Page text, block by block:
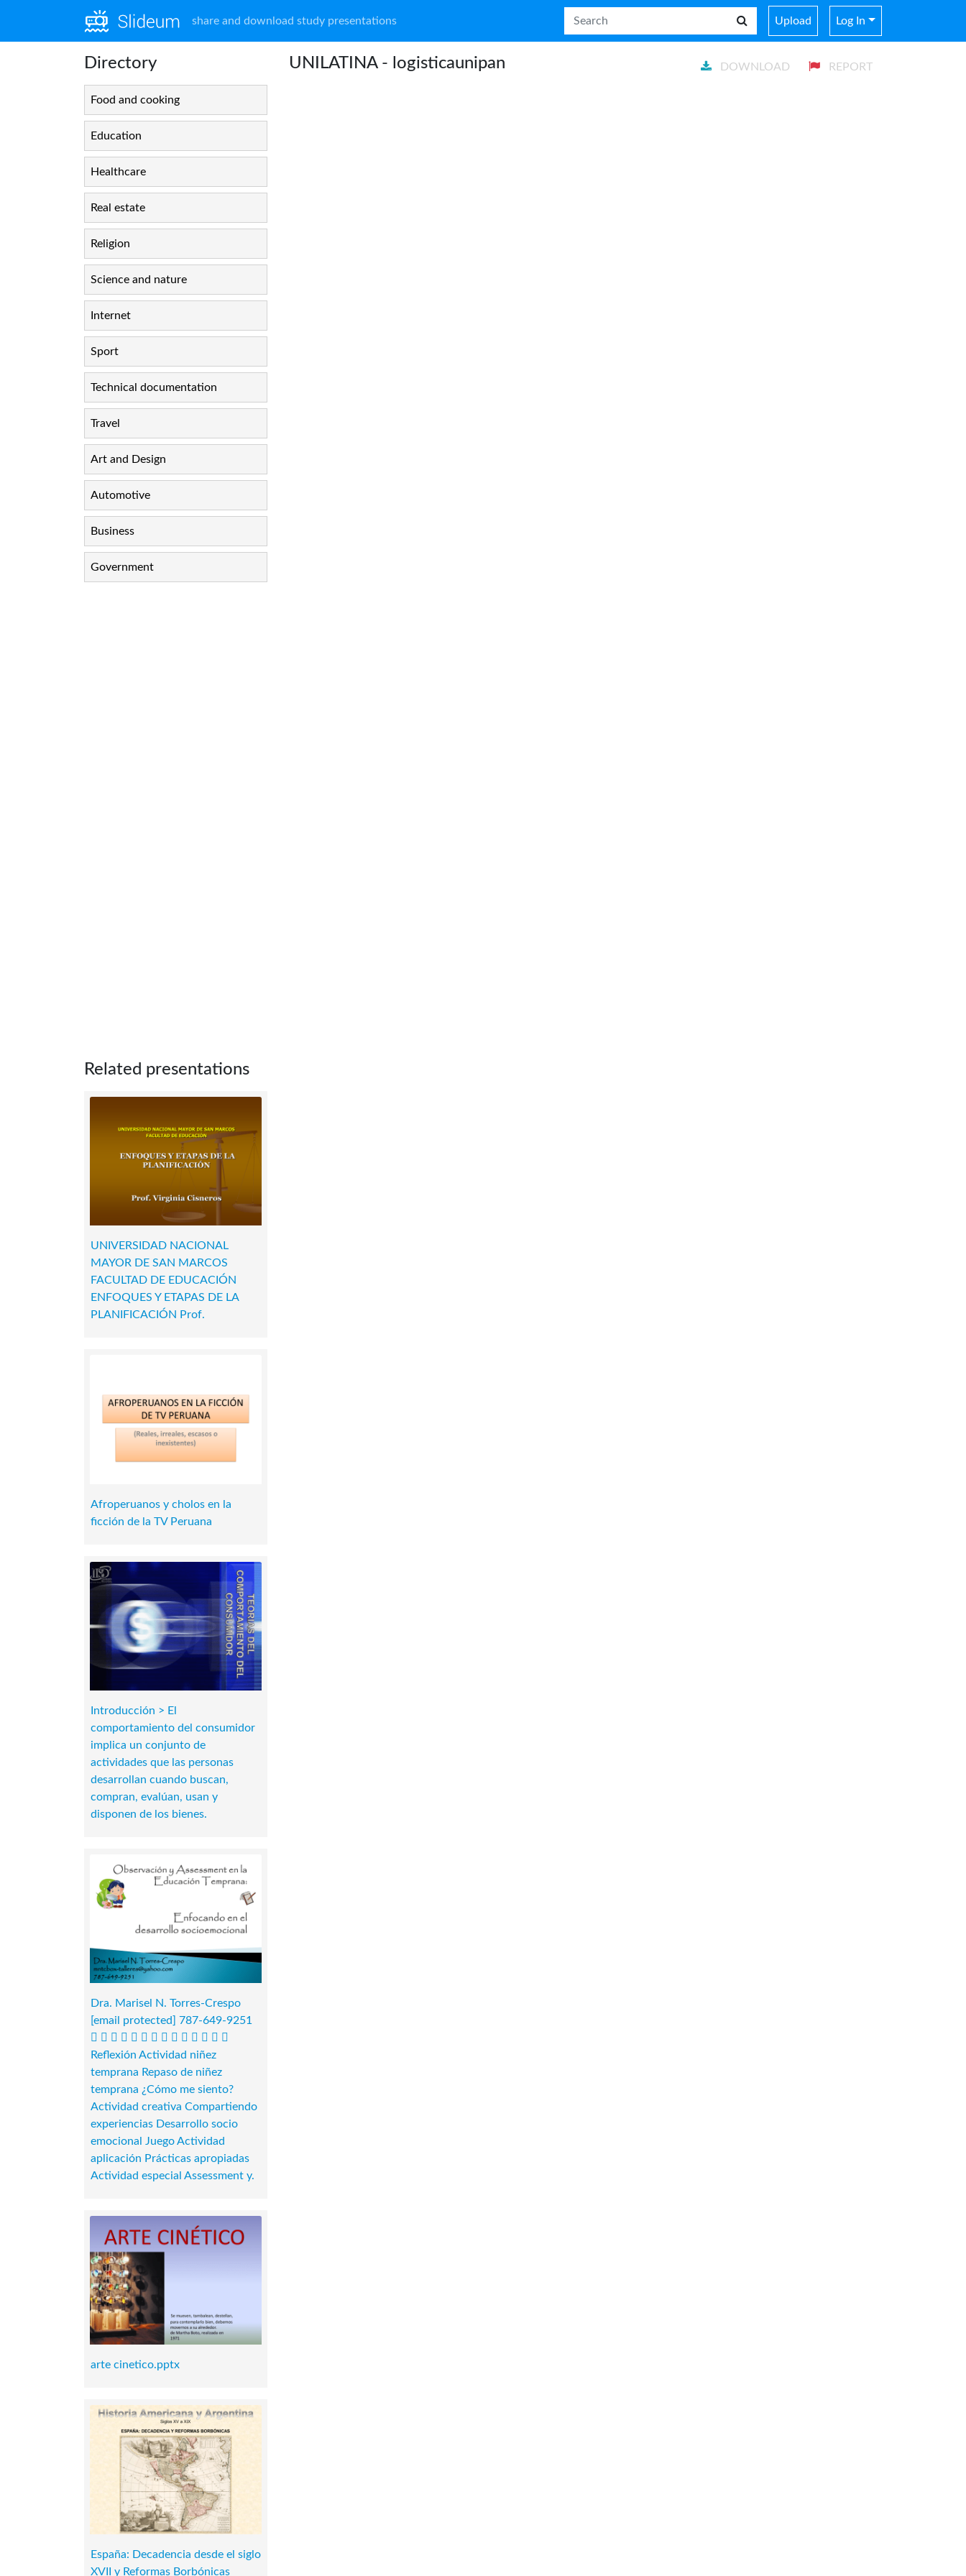
share and download study presentations Upload Log In
Directory
Food and cooking
Education
Healthcare
Real estate
Religion
Science and nature
Internet
Sport
Technical documentation
Travel
Art and Design
Automotive
Business
Government
Related presentations
UNIVERSIDAD NACIONAL
MAYOR DE SAN MARCOS
FACULTAD DE EDUCACIÓN
ENFOQUES Y ETAPAS DE LA
PLANIFICACIÓN Prof.
Afroperuanos y cholos en la
ficción de la TV Peruana
Introducción > El
comportamiento del consumidor
implica un conjunto de
actividades que las personas
desarrollan cuando buscan,
compran, evalúan, usan y
disponen de los bienes.
Dra. Marisel N. Torres-Crespo
[email protected] 787-649-9251
Reflexión Actividad niñez
temprana Repaso de niñez
temprana ¿Cómo me siento?
Actividad creativa Compartiendo
experiencias Desarrollo socio
emocional Juego Actividad
aplicación Prácticas apropiadas
Actividad especial Assessment y.
arte cinetico.pptx
España: Decadencia desde el siglo
XVII y Reformas Borbónicas
UNILATINA - logisticaunipan DOWNLOAD REPORT